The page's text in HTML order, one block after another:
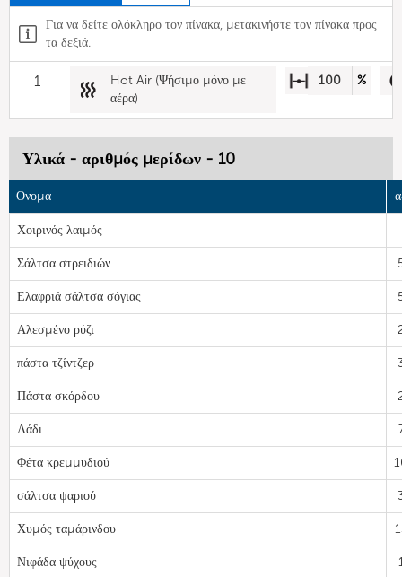
Για να δείτε ολόκληρο τον πίνακα, μετακινήστε τον πίνακα προς
τα δεξιά.
1
Hot Air (Ψήσιμο μόνο με
αέρα)
100 %
Υλικά - αριθμός μερίδων - 10
Ονομα
Χοιρινός λαιμός
Σάλτσα στρειδιών
Ελαφριά σάλτσα σόγιας
Αλεσμένο ρύζι
πάστα τζίντζερ
Πάστα σκόρδου
Λάδι
Φέτα κρεμμυδιού
σάλτσα ψαριού
Χυμός ταμάρινδου
Νιφάδα ψύχους